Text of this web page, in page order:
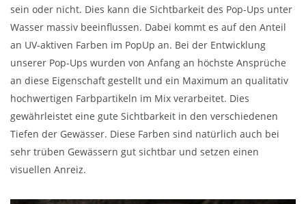
sein oder nicht. Dies kann die Sichtbarkeit des Pop-Ups unter
Wasser massiv beeinflussen. Dabei kommt es auf den Anteil
an UV-aktiven Farben im PopUp an. Bei der Entwicklung
unserer Pop-Ups wurden von Anfang an höchste Ansprüche
an diese Eigenschaft gestellt und ein Maximum an qualitativ
hochwertigen Farbpartikeln im Mix verarbeitet. Dies
gewährleistet eine gute Sichtbarkeit in den verschiedenen
Tiefen der Gewässer. Diese Farben sind natürlich auch bei
sehr trüben Gewässern gut sichtbar und setzen einen
visuellen Anreiz.